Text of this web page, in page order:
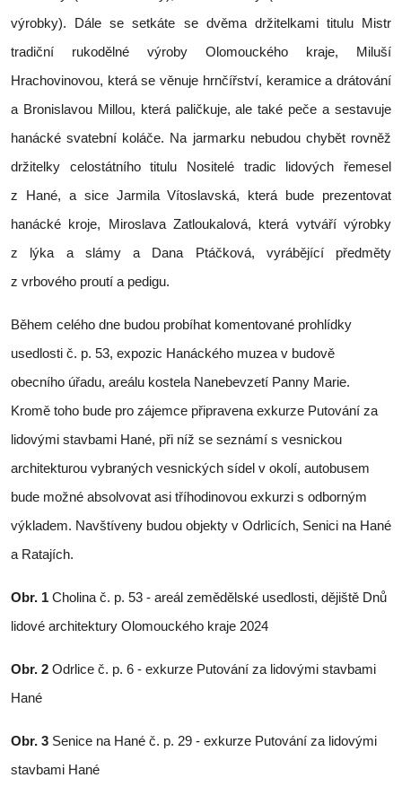
výrobky). Dále se setkáte se dvěma držitelkami titulu Mistr
tradiční rukodělné výroby Olomouckého kraje, Miluší
Hrachovinovou, která se věnuje hrnčířství, keramice a drátování
a Bronislavou Millou, která paličkuje, ale také peče a sestavuje
hanácké svatební koláče. Na jarmarku nebudou chybět rovněž
držitelky celostátního titulu Nositelé tradic lidových řemesel
z Hané, a sice Jarmila Vítoslavská, která bude prezentovat
hanácké kroje, Miroslava Zatloukalová, která vytváří výrobky
z lýka a slámy a Dana Ptáčková, vyrábějící předměty
z vrbového proutí a pedigu.
Během celého dne budou probíhat komentované prohlídky
usedlosti č. p. 53, expozic Hanáckého muzea v budově
obecního úřadu, areálu kostela Nanebevzetí Panny Marie.
Kromě toho bude pro zájemce připravena exkurze Putování za
lidovými stavbami Hané, při níž se seznámí s vesnickou
architekturou vybraných vesnických sídel v okolí, autobusem
bude možné absolvovat asi tříhodinovou exkurzi s odborným
výkladem. Navštíveny budou objekty v Odrlicích, Senici na Hané
a Ratajích.
Obr. 1 Cholina č. p. 53 - areál zemědělské usedlosti, dějiště Dnů
lidové architektury Olomouckého kraje 2024
Obr. 2 Odrlice č. p. 6 - exkurze Putování za lidovými stavbami
Hané
Obr. 3 Senice na Hané č. p. 29 - exkurze Putování za lidovými
stavbami Hané